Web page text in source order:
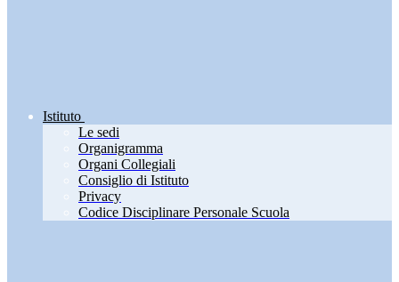
Istituto
Le sedi
Organigramma
Organi Collegiali
Consiglio di Istituto
Privacy
Codice Disciplinare Personale Scuola